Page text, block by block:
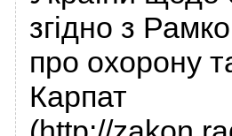
згідно з
про охорону
Карпат